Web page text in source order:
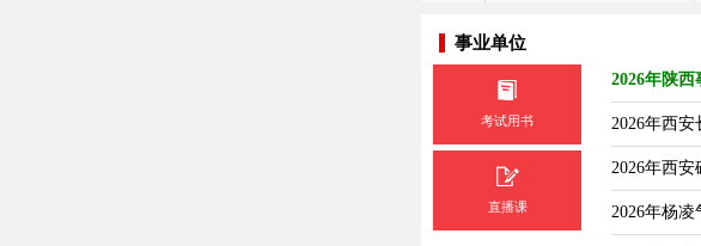
事业单位
考试用书
直播课
2026年陕
2026年西
2026年西安
2026年杨凌